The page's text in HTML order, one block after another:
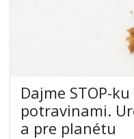
Dajme STOP-
potravinami.
a pre planétu